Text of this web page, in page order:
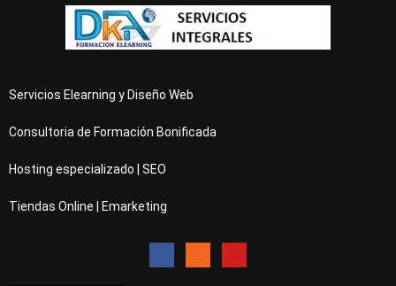
Servicios Elearning y Diseño Web
Consultoria de Formación Bonificada
Hosting especializado | SEO
Tiendas Online | Emarketing